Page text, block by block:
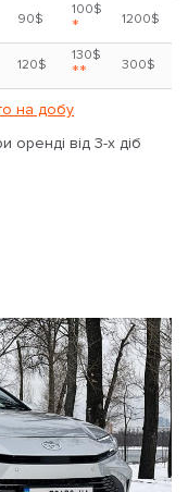
90$
100$
* 1200$
120$
130$
** 300$
на добу
оренді від 3-х діб